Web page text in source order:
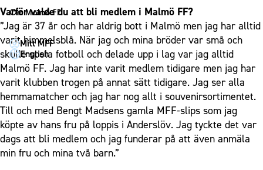
P19
F19
P17
F17
Malmö Trophy
MFF-museet & rundvandringar
Konferens
Möte
Mässa
Sommarfest
Julshow
Inspiration
Vanliga frågor om 1910 Event
Hållbarhet
Himmelsblå framtid – en match för miljön
MFF i samhället
Laget för alla
Nattfotboll
Himmelsblå Tillsammans
Karriärakademin
Grundskolefotboll mot rasismer
Skolakademier
Om Malmö FF
Om Malmö FF
Kontakt
Press och media
Historik – herrlaget
Historik – damlaget
Närstående organisationer
Policydokument
Mitt MFF
English
Varför valde du att bli medlem i Malmö FF?
”Jag är 37 år och har aldrig bott i Malmö men jag har alltid
varit himmelsblå. När jag och mina bröder var små och
skulle spela fotboll och delade upp i lag var jag alltid
Malmö FF. Jag har inte varit medlem tidigare men jag har
varit klubben trogen på annat sätt tidigare. Jag ser alla
hemmamatcher och jag har nog allt i souvenirsortimentet.
Till och med Bengt Madsens gamla MFF-slips som jag
köpte av hans fru på loppis i Anderslöv. Jag tyckte det var
dags att bli medlem och jag funderar på att även anmäla
min fru och mina två barn.”